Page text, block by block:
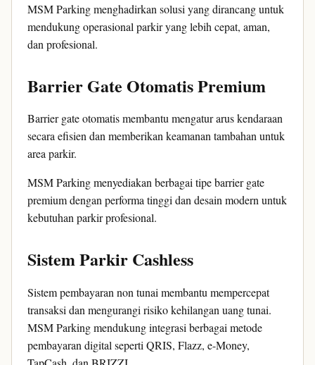
MSM Parking menghadirkan solusi yang dirancang untuk
mendukung operasional parkir yang lebih cepat, aman,
dan profesional.
Barrier Gate Otomatis Premium
Barrier gate otomatis membantu mengatur arus kendaraan
secara efisien dan memberikan keamanan tambahan untuk
area parkir.
MSM Parking menyediakan berbagai tipe barrier gate
premium dengan performa tinggi dan desain modern untuk
kebutuhan parkir profesional.
Sistem Parkir Cashless
Sistem pembayaran non tunai membantu mempercepat
transaksi dan mengurangi risiko kehilangan uang tunai.
MSM Parking mendukung integrasi berbagai metode
pembayaran digital seperti QRIS, Flazz, e-Money,